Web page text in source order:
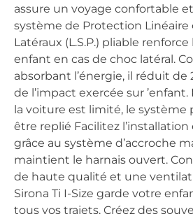
assure un voyage confortable
système de Protection
Latéraux (L.S.P.) pliable
enfant en cas de choc latéral.
absorbant l’énergie, il réduit de
de l’impact exercée sur ’enfant.
la voiture est limité, le
être replié Facilitez
grâce au système d’accroche
maintient le harnais ouvert.
de haute qualité et une
Sirona Ti I-Size garde votre
tous vos trajets. Créez des